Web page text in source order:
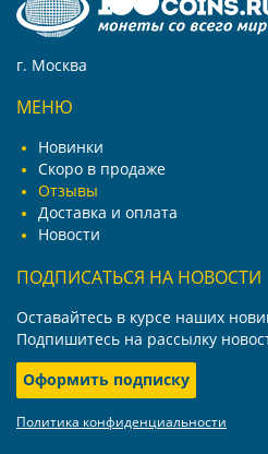
г. Москва
МЕНЮ
Новинки
Скоро в продаже
Отзывы
Доставка и оплата
Новости
ПОДПИСАТЬСЯ НА НОВОСТИ
Оставайтесь в курсе наших
Подпишитесь на рассылку
Оформить подписку
Политика конфиденциальности